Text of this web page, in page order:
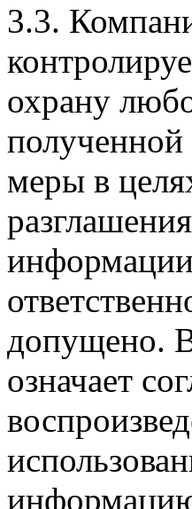
3.3.
охрану
меры в
допущено.
означает